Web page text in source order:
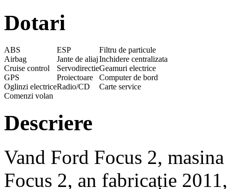
Dotari
ABS ESP
Filtru de particule
Airbag
Jante de aliajInchidere centralizata
Cruise control
ServodirectieGeamuri electrice
GPS
Proiectoare
Computer de bord
Oglinzi electriceRadio/CD
Carte service
Comenzi volan
Descriere
Vand Ford Focus 2,
Focus 2, an fabricație